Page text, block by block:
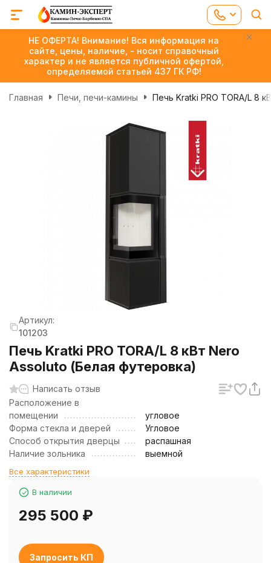
НЕ ОФЕРТА! Внимание! Вся информация на
сайте, цены, наличие, - носит справочный
характер и не является публичной офертой,
определяемой статьей 437 ГК РФ!
Главная Печи, печи-камины Печь Kratki PRO TORA/L 8
Артикул:
101203
Печь Kratki PRO TORA/L 8 кВт Nero
Assoluto (Белая футеровка)
Написать отзыв
Расположение в
помещении
угловое
Форма стекла и дверей
Угловое
Способ открытия дверцы
распашная
Наличие зольника
выемной
Все характеристики
В наличии
295 500 ₽
Запросить КП